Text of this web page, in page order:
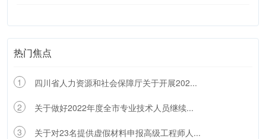
热门焦点
1 四川省人力资源和社会保障厅关于开展202...
2 关于做好2022年度全市专业技术人员继续...
3 关于对23名提供虚假材料申报高级工程师人...